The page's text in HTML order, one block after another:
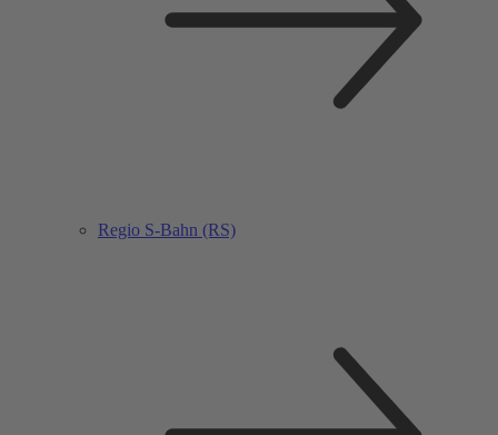
Regio S-Bahn (RS)